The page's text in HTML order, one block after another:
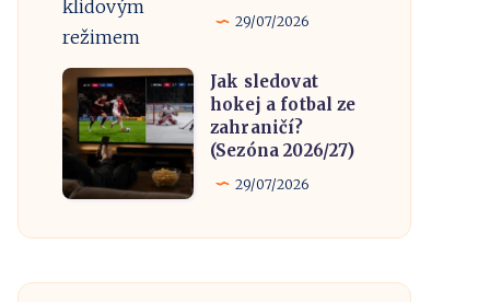
to
znamená,
jak
probíhá
léčba
a
náš
klidovým
29/07/2026
Jak
sledovat
hokej
a
fotbal
ze
Jak sledovat
hokej a fotbal ze
zahraničí?
(Sezóna 2026/27)
29/07/2026